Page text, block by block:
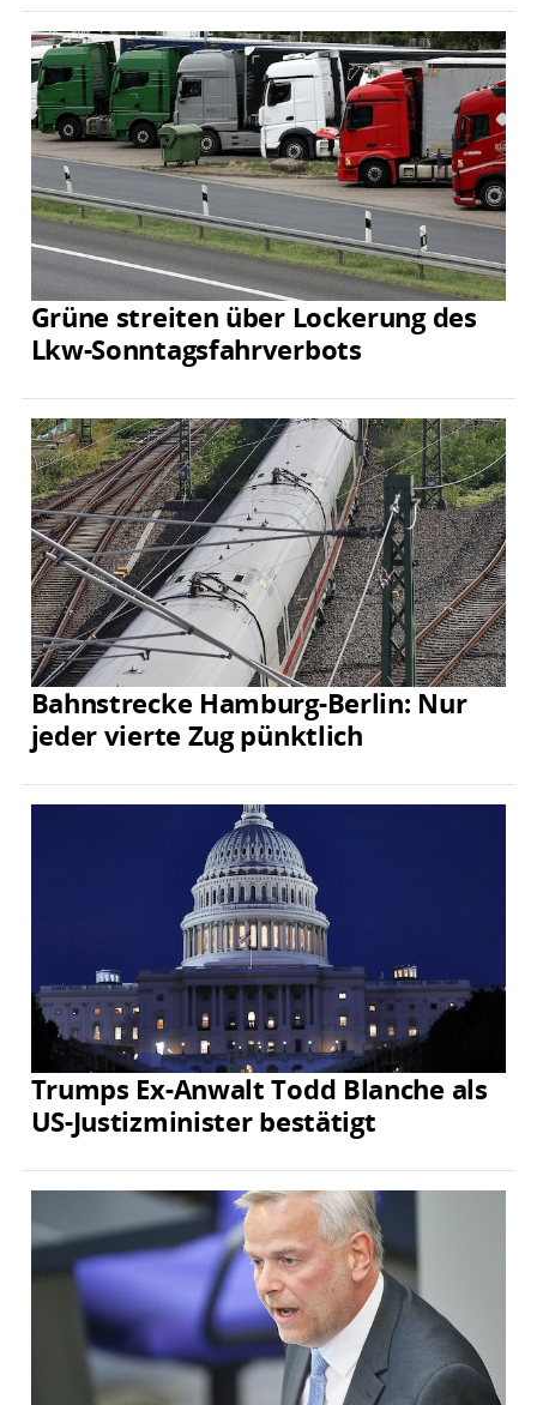
Grüne streiten über Lockerung des
Lkw-Sonntagsfahrverbots
Bahnstrecke Hamburg-Berlin: Nur
jeder vierte Zug pünktlich
Trumps Ex-Anwalt Todd Blanche als
US-Justizminister bestätigt